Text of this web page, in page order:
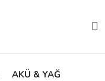
AKÜ & YAĞ